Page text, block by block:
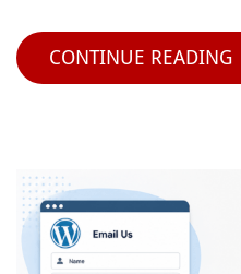
CONTINUE